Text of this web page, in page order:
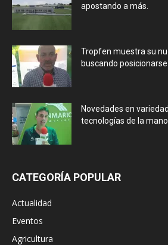
apostando a más.
Tropfen muestra su
buscando posicionarse
Novedades en
tecnologías de la mano
CATEGORÍA POPULAR
Actualidad
Eventos
Agricultura